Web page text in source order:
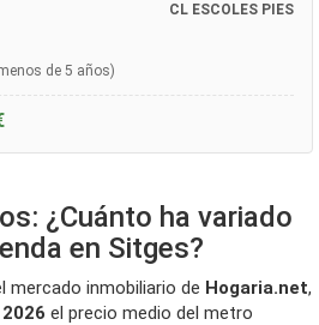
CL ESCOLES PIES
de 5 años)
¿Cuánto ha variado
en Sitges?
mercado inmobiliario de Hogaria.net,
el precio medio del metro